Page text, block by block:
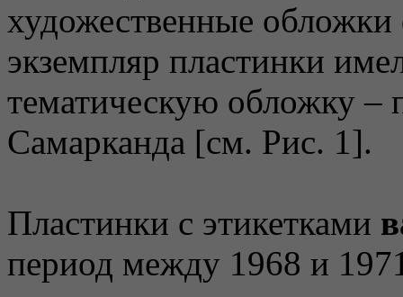
художественные
экземпляр пластинки
тематическую обложку
Самарканда [см. Рис. 1].
Пластинки с этикетками
период между 1968 и